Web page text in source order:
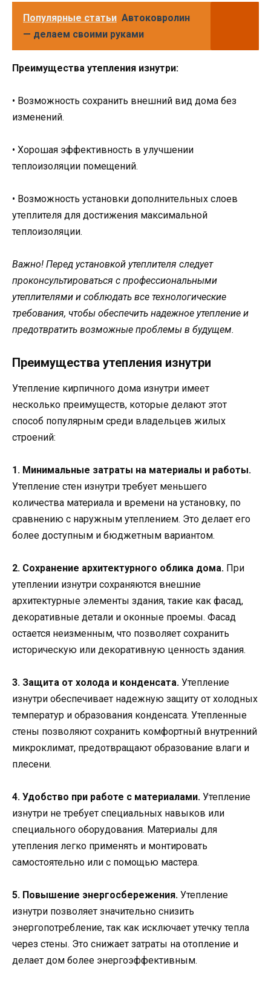
Популярные статьи Автоковролин
— делаем своими руками
Преимущества утепления изнутри:
• Возможность сохранить внешний вид дома без
изменений.
• Хорошая эффективность в улучшении
теплоизоляции помещений.
• Возможность установки дополнительных слоев
утеплителя для достижения максимальной
теплоизоляции.
Важно! Перед установкой утеплителя следует
проконсультироваться с профессиональными
утеплителями и соблюдать все технологические
требования, чтобы обеспечить надежное утепление и
предотвратить возможные проблемы в будущем.
Преимущества утепления изнутри
Утепление кирпичного дома изнутри имеет
несколько преимуществ, которые делают этот
способ популярным среди владельцев жилых
строений:
1. Минимальные затраты на материалы и работы.
Утепление стен изнутри требует меньшего
количества материала и времени на установку, по
сравнению с наружным утеплением. Это делает его
более доступным и бюджетным вариантом.
2. Сохранение архитектурного облика дома. При
утеплении изнутри сохраняются внешние
архитектурные элементы здания, такие как фасад,
декоративные детали и оконные проемы. Фасад
остается неизменным, что позволяет сохранить
историческую или декоративную ценность здания.
3. Защита от холода и конденсата. Утепление
изнутри обеспечивает надежную защиту от холодных
температур и образования конденсата. Утепленные
стены позволяют сохранить комфортный внутренний
микроклимат, предотвращают образование влаги и
плесени.
4. Удобство при работе с материалами. Утепление
изнутри не требует специальных навыков или
специального оборудования. Материалы для
утепления легко применять и монтировать
самостоятельно или с помощью мастера.
5. Повышение энергосбережения. Утепление
изнутри позволяет значительно снизить
энергопотребление, так как исключает утечку тепла
через стены. Это снижает затраты на отопление и
делает дом более энергоэффективным.